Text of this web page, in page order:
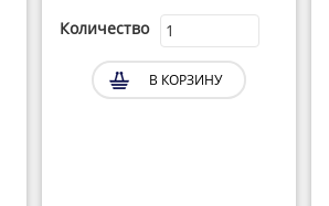
Количество
В КОРЗИНУ